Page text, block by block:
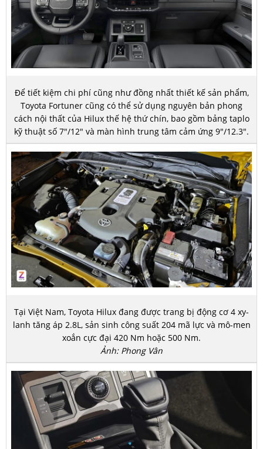
Để tiết kiệm chi phí cũng như đồng nhất thiết kế sản phẩm,
Toyota Fortuner cũng có thể sử dụng nguyên bản phong
cách nội thất của Hilux thế hệ thứ chín, bao gồm bảng taplo
kỹ thuật số 7"/12" và màn hình trung tâm cảm ứng 9"/12.3".
Tại Việt Nam, Toyota Hilux đang được trang bị động cơ 4 xy-
lanh tăng áp 2.8L, sản sinh công suất 204 mã lực và mô-men
xoắn cực đại 420 Nm hoặc 500 Nm.
Ảnh: Phong Vân